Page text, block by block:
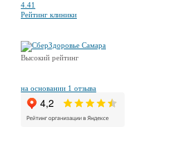
4.41
Рейтинг клиники
Высокий рейтинг
на основании 1 отзыва